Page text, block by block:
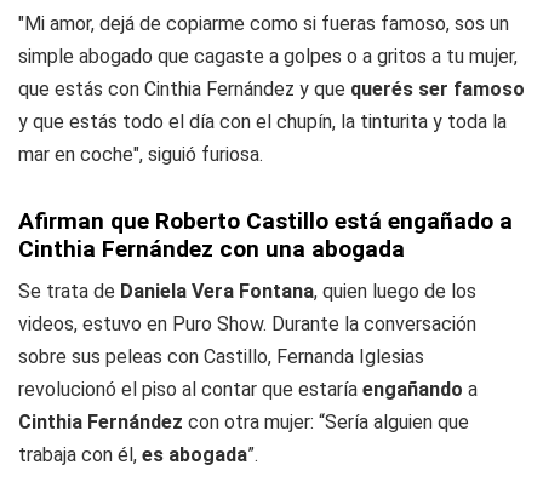
"Mi amor, dejá de copiarme como si fueras famoso, sos un
simple abogado que cagaste a golpes o a gritos a tu mujer,
que estás con Cinthia Fernández y que querés ser famoso
y que estás todo el día con el chupín, la tinturita y toda la
mar en coche", siguió furiosa.
Afirman que Roberto Castillo está engañado a
Cinthia Fernández con una abogada
Se trata de Daniela Vera Fontana, quien luego de los
videos, estuvo en Puro Show. Durante la conversación
sobre sus peleas con Castillo, Fernanda Iglesias
revolucionó el piso al contar que estaría engañando a
Cinthia Fernández con otra mujer: “Sería alguien que
trabaja con él, es abogada”.